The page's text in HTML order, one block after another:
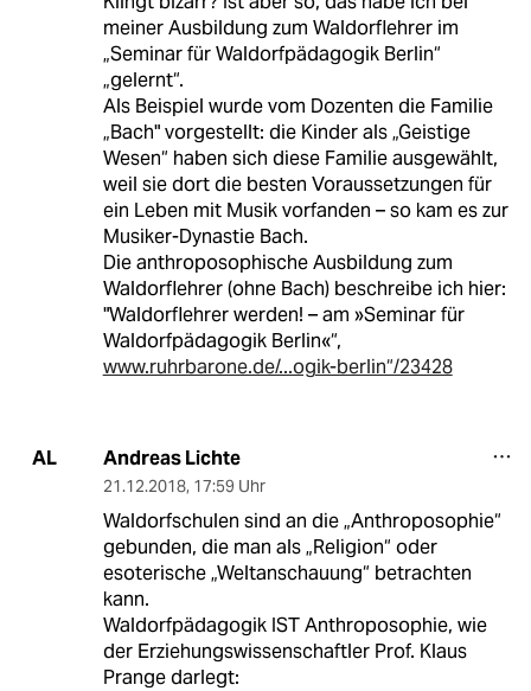
meiner Ausbildung zum Waldorflehrer im
„Seminar für Waldorfpädagogik Berlin“
„gelernt“.
Als Beispiel wurde vom Dozenten die Familie
„Bach" vorgestellt: die Kinder als „Geistige
Wesen“ haben sich diese Familie ausgewählt,
weil sie dort die besten Voraussetzungen für
ein Leben mit Musik vorfanden – so kam es zur
Musiker-Dynastie Bach.
Die anthroposophische Ausbildung zum
Waldorflehrer (ohne Bach) beschreibe ich hier:
"Waldorflehrer werden! – am »Seminar für
Waldorfpädagogik Berlin«“,
www.ruhrbarone.de/...ogik-berlin“/23428
AL Andreas Lichte
21.12.2018, 17:59 Uhr
Waldorfschulen sind an die „Anthroposophie“
gebunden, die man als „Religion“ oder
esoterische „Weltanschauung“ betrachten
kann.
Waldorfpädagogik IST Anthroposophie, wie
der Erziehungswissenschaftler Prof. Klaus
Prange darlegt: